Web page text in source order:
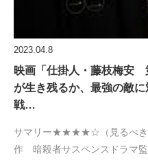
2023.04.8
映画「仕掛人・藤枝梅安
が生き残るか、最強の敵
戦…
サマリー★★★★☆（見るべき
作 暗殺者サスペンスドラマ